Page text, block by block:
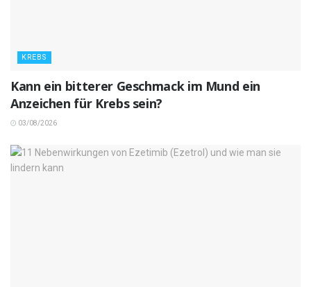
KREBS
Kann ein bitterer Geschmack im Mund ein
Anzeichen für Krebs sein?
03/08/2026